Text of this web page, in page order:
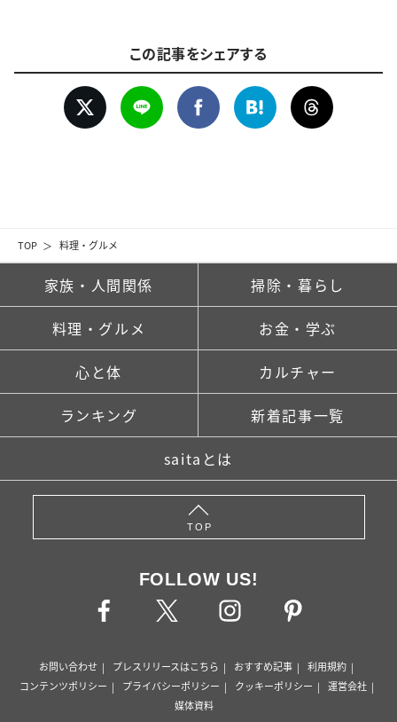
TOP 料理・グルメ
この記事をシェアする
家族・人間関係 掃除・暮らし
料理・グルメ お金・学ぶ
心と体 カルチャー
ランキング 新着記事一覧
saitaとは
TOP
FOLLOW US!
お問い合わせ プレスリリースはこちら おすすめ記事
利用規約
コンテンツポリシー
プライバシーポリシー クッキーポリシー
運営会社
媒体資料